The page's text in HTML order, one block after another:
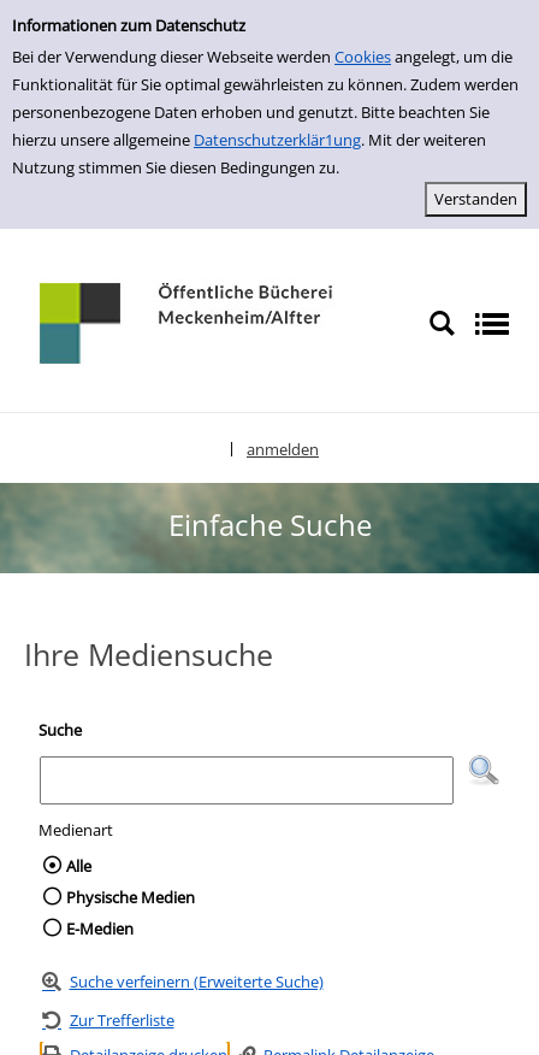
Einfache Suche
Informationen zum Datenschutz
Bei der Verwendung dieser Webseite werden Cookiesangelegt, um die
Funktionalität für Sie optimal gewährleisten zu können. Zudem werden
personenbezogene Daten erhoben und genutzt. Bitte beachten Sie
hierzu unsere allgemeine Datenschutzerklär1ung. Mit der weiteren
Nutzung stimmen Sie diesen Bedingungen zu.
zur Navigation springen
zum Inhalt springen
Zur Detailanzeige springen
anmelden
Einfache Suche
Ihre Mediensuche
Suche
Medienart
Wählen Sie die Medienart nach der Sie
Alle
Physische Medien
E-Medien
Suche verfeinern (Erweiterte Suche)
Zur Trefferliste